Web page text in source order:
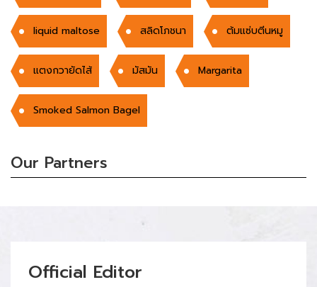
liquid maltose สลิดโภชนา ต้มแซ่บตีนหมู
แตงกวายัดไส้ มัสมัน Margarita
Smoked Salmon Bagel
Our Partners
Official Editor